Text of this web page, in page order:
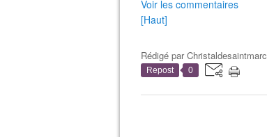
Voir les commentaires
[Haut]
Rédigé parChristaldesaintmarc
Repost 0